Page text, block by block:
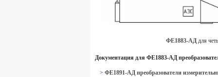
ФЕ1883-АД для
Документация для ФЕ1883-АД
> ФЕ1891-АД преобразователи